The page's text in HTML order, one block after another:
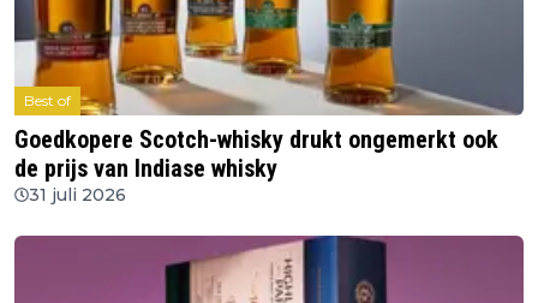
Best of
Goedkopere Scotch-whisky drukt ongemerkt ook
de prijs van Indiase whisky
31 juli 2026